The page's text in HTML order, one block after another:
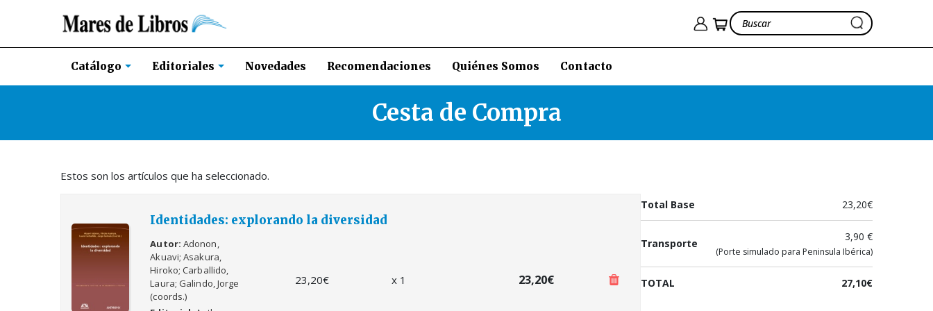
diversidad
Catálogo Editoriales Novedades Recomendaciones Quiénes Somos Contacto
Cesta de Compra
Estos son los artículos que ha seleccionado.
Identidades: explorando la diversidad
Autor Adonon,
Akuavi; Asakura,
Hiroko; Carballido,
Laura; Galindo, Jorge
(coords.)
23,20€ x 1 23,20€
Total Base 23,20€
Transporte
3,90 €
(Porte simulado para Peninsula Ibérica)
TOTAL 27,10€